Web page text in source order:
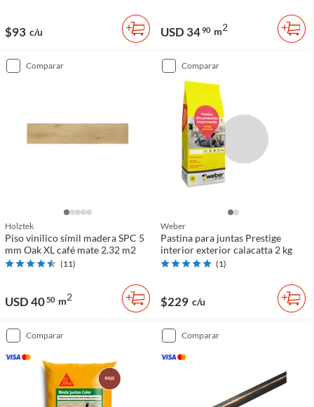
$93 c/u USD 3490 m2
comparar
Holztek
Piso vinílico símil madera SPC 5
mm Oak XL café mate 2.32 m2
(11)
USD 4050 m2
comparar
Weber
Pastina para juntas Prestige
interior exterior calacatta 2 kg
(1)
$229 c/u
comparar comparar